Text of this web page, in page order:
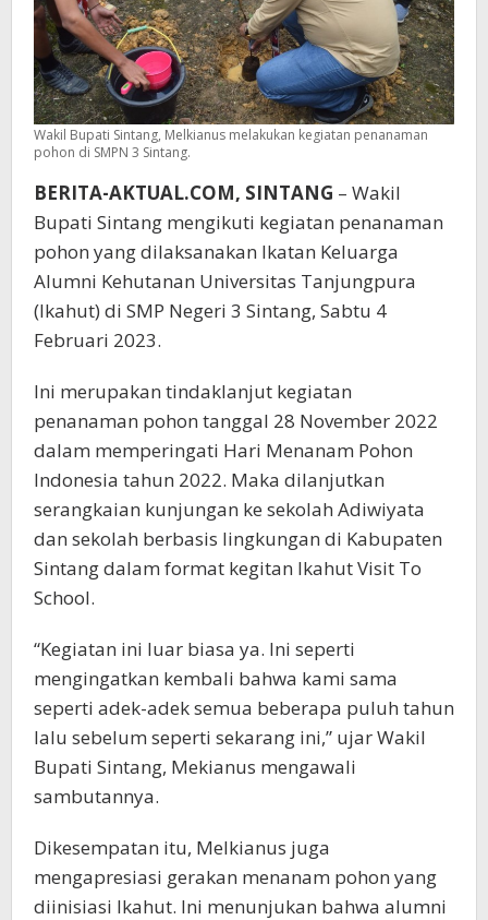
Wakil Bupati Sintang, Melkianus melakukan kegiatan penanaman
pohon di SMPN 3 Sintang.
BERITA-AKTUAL.COM, SINTANG – Wakil
Bupati Sintang mengikuti kegiatan penanaman
pohon yang dilaksanakan Ikatan Keluarga
Alumni Kehutanan Universitas Tanjungpura
(Ikahut) di SMP Negeri 3 Sintang, Sabtu 4
Februari 2023.
Ini merupakan tindaklanjut kegiatan
penanaman pohon tanggal 28 November 2022
dalam memperingati Hari Menanam Pohon
Indonesia tahun 2022. Maka dilanjutkan
serangkaian kunjungan ke sekolah Adiwiyata
dan sekolah berbasis lingkungan di Kabupaten
Sintang dalam format kegitan Ikahut Visit To
School.
“Kegiatan ini luar biasa ya. Ini seperti
mengingatkan kembali bahwa kami sama
seperti adek-adek semua beberapa puluh tahun
lalu sebelum seperti sekarang ini,” ujar Wakil
Bupati Sintang, Mekianus mengawali
sambutannya.
Dikesempatan itu, Melkianus juga
mengapresiasi gerakan menanam pohon yang
diinisiasi Ikahut. Ini menunjukan bahwa alumni